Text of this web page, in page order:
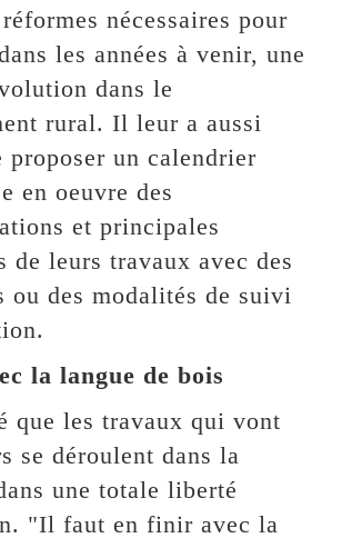
nécessaires pour
les années à venir, une
dans le
rural. Il leur a aussi
proposer un calendrier
en oeuvre des
et principales
de leurs travaux avec des
ou des modalités de suivi
la langue de bois
que les travaux qui vont
se déroulent dans la
une totale liberté
"Il faut en finir avec la